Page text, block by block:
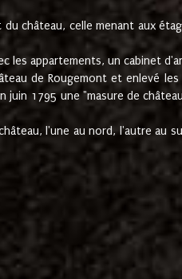
château, celle menant aux
les appartements, un cabinet
de Rougemont et enlevé les
1795 une "masure de
l'une au nord, l'autre au